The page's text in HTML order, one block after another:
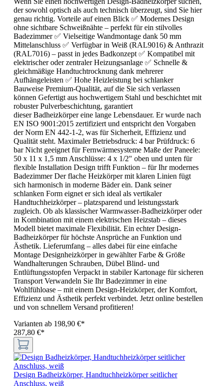
der sowohl optisch als auch technisch überzeugt, sind Sie hier
genau richtig. Vorteile auf einen Blick ✅ Modernes Design
ohne sichtbare Schweißnähte – perfekt für ein stilvolles
Badezimmer ✅ Vielseitige Wandmontage dank 50 mm
Mittelanschluss ✅ Verfügbar in Weiß (RAL9016) & Anthrazit
(RAL7016) – passt in jedes Badkonzept ✅ Kompatibel mit
elektrischer oder zentraler Heizungsanlage ✅ Schnelle &
gleichmäßige Handtuchtrocknung dank mehrerer
Aufhängeleisten ✅ Hohe Heizleistung bei schlanker
Bauweise Premium-Qualität, auf die Sie sich verlassen
können Gefertigt aus hochwertigem Stahl und beschichtet mit
robuster Pulverbeschichtung, garantiert
dieser Badheizkörper eine lange Lebensdauer. Er wurde nach
EN ISO 9001:2015 zertifiziert und entspricht den Vorgaben
der Norm EN 442-1-2, was für Sicherheit, Effizienz und
Qualität steht. Maximaler Betriebsdruck: 4 bar Prüfdruck: 6
bar Nicht geeignet für Fernwärmesysteme Maße der Paneele:
50 x 11 x 1,5 mm Anschlüsse: 4 x 1/2" oben und unten für
flexible Installation Design trifft Funktion – für Ihr modernes
Badezimmer Der flache Heizkörper mit klaren Linien fügt
sich harmonisch in moderne Bäder ein. Dank seiner
schlanken Form eignet er sich ideal als vertikaler
Handtuchheizkörper – platzsparend und leistungsstark
zugleich. Ob als klassischer Warmwasser-Badheizkörper oder
in Kombination mit einem elektrischen Heizstab – dieses
Modell bietet maximale Flexibilität. Ein echter Design-
Badheizkörper für höchste Ansprüche an Funktion und
Ästhetik. Lieferumfang – alles dabei für eine einfache
Montage Designheizkörper in gewählter Farbe & Größe
Wandhalterungen Schrauben, Dübel Blind- und
Entlüftungsstopfen Verpackt in stabiler Kartonage für sicheren
Transport Verwandeln Sie Ihr Badezimmer in eine
Wohlfühloase – mit einem Design-Heizkörper, der Komfort,
Effizienz und Ästhetik perfekt verbindet. Jetzt online bestellen
und von schnellem Versand profitieren!
Varianten ab 198,90 €*
287,80 €*
Design Badheizkörper, Handtuchheizkörper seitlicher
Anschluss, weiß